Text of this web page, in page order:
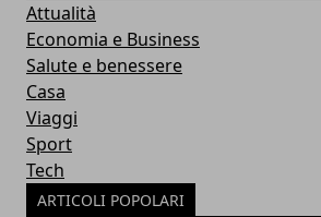
Attualità
Economia e Business
Salute e benessere
Casa
Viaggi
Sport
Tech
ARTICOLI POPOLARI